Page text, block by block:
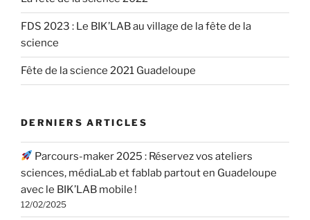
FDS 2023 : Le BIK’LAB au village de la fête de la
science
Fête de la science 2021 Guadeloupe
DERNIERS ARTICLES
Parcours-maker 2025 : Réservez vos ateliers
sciences, médiaLab et fablab partout en Guadeloupe
avec le BIK’LAB mobile !
12/02/2025